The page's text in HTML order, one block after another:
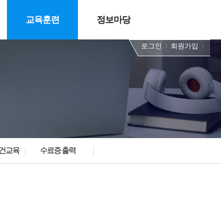
교육훈련 정보마당
로그인 회원가입
교육 수료증 출력